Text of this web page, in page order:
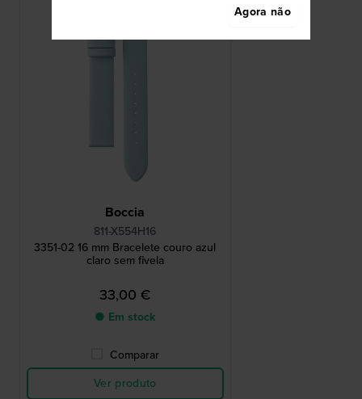
Boccia
811-X554H16
3351-02 16 mm Bracelete couro azul
claro sem fivela
33,00 €
● Em stock
Comparar
Ver produto
Agora não